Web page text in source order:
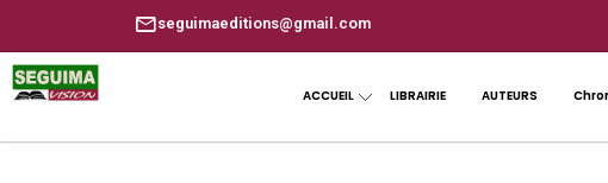
seguimaeditions@gmail.com
ACCUEIL LIBRAIRIE AUTEURS